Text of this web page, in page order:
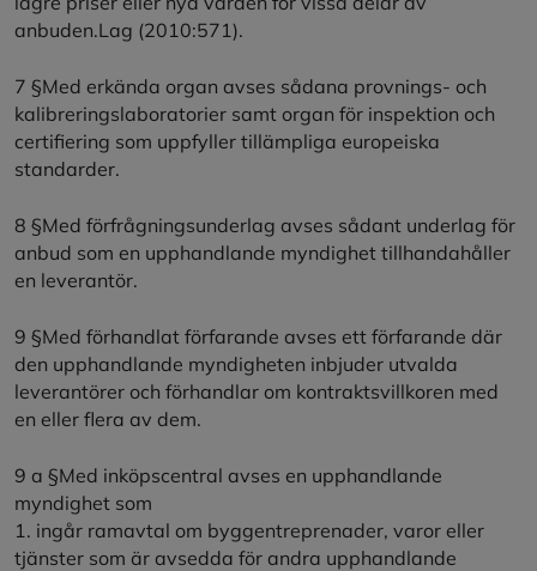
anbuden.Lag (2010:571).
7 §Med erkända organ avses sådana provnings- och
kalibreringslaboratorier samt organ för inspektion och
certifiering som uppfyller tillämpliga europeiska
standarder.
8 §Med förfrågningsunderlag avses sådant underlag för
anbud som en upphandlande myndighet tillhandahåller
en leverantör.
9 §Med förhandlat förfarande avses ett förfarande där
den upphandlande myndigheten inbjuder utvalda
leverantörer och förhandlar om kontraktsvillkoren med
en eller flera av dem.
9 a §Med inköpscentral avses en upphandlande
myndighet som
1. ingår ramavtal om byggentreprenader, varor eller
tjänster som är avsedda för andra upphandlande